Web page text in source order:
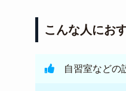
こんな人にお
自習室などの